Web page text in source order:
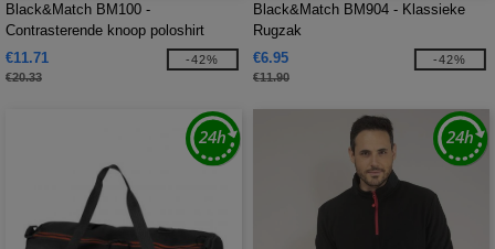
Black&Match BM100 -
Contrasterende knoop poloshirt
€11.71
€20.33
-42%
Black&Match BM904 - Klassieke
Rugzak
€6.95
€11.90
-42%